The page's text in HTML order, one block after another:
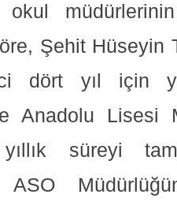
okul
Şehit Hüseyin
dört yıl için
Anadolu Lisesi
süreyi